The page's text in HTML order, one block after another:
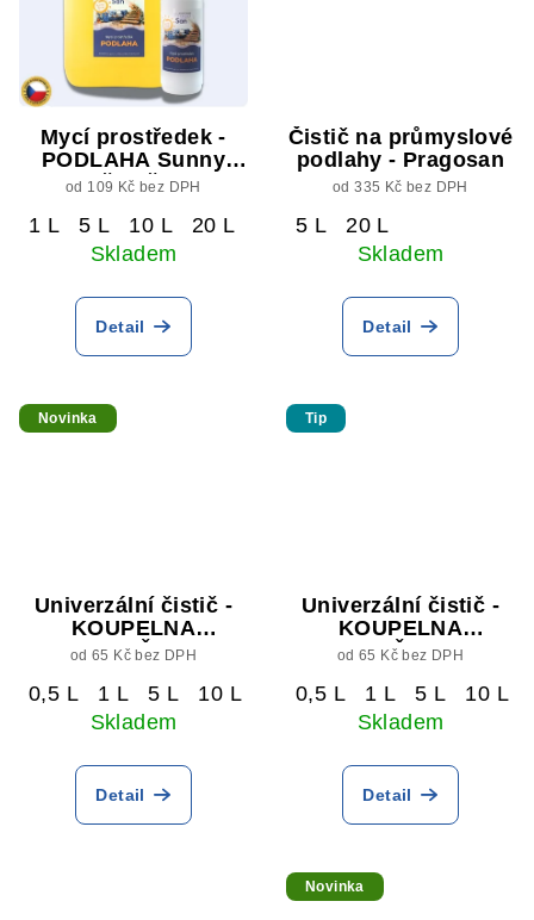
Mycí prostředek -
PODLAHA Sunny
Time - čistič podlah
od 109 Kč bez DPH
1 L 5 L 10 L
20 L
Skladem
Detail
Čistič na průmyslové
podlahy - Pragosan
od 335 Kč bez DPH
5 L
20 L
Skladem
Detail
Novinka
Univerzální čistič -
KOUPELNA
KUCHYNĚ Citrus
od 65 Kč bez DPH
0,5 L 1 L 5 L
10 L
Skladem
Detail
Tip
Univerzální čistič -
KOUPELNA
KUCHYNĚ eukalypt
od 65 Kč bez DPH
0,5 L 1 L 5 L
10 L
Skladem
Detail
Novinka